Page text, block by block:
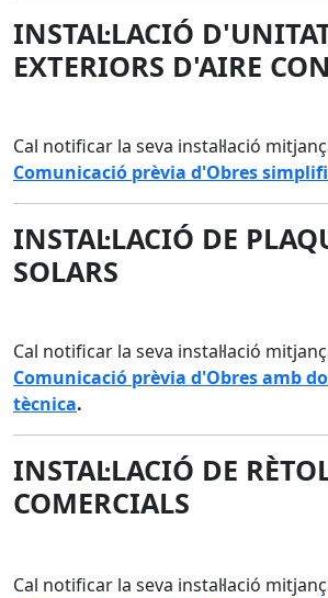
INSTAL·LACIÓ
EXTERIORS D'AIRE
Cal notificar la seva instal·lació
Comunicació prèvia d'Obres
INSTAL·LACIÓ DE
SOLARS
Cal notificar la seva instal·lació
Comunicació prèvia d'Obres amb
tècnica.
INSTAL·LACIÓ DE
COMERCIALS
Cal notificar la seva instal·lació